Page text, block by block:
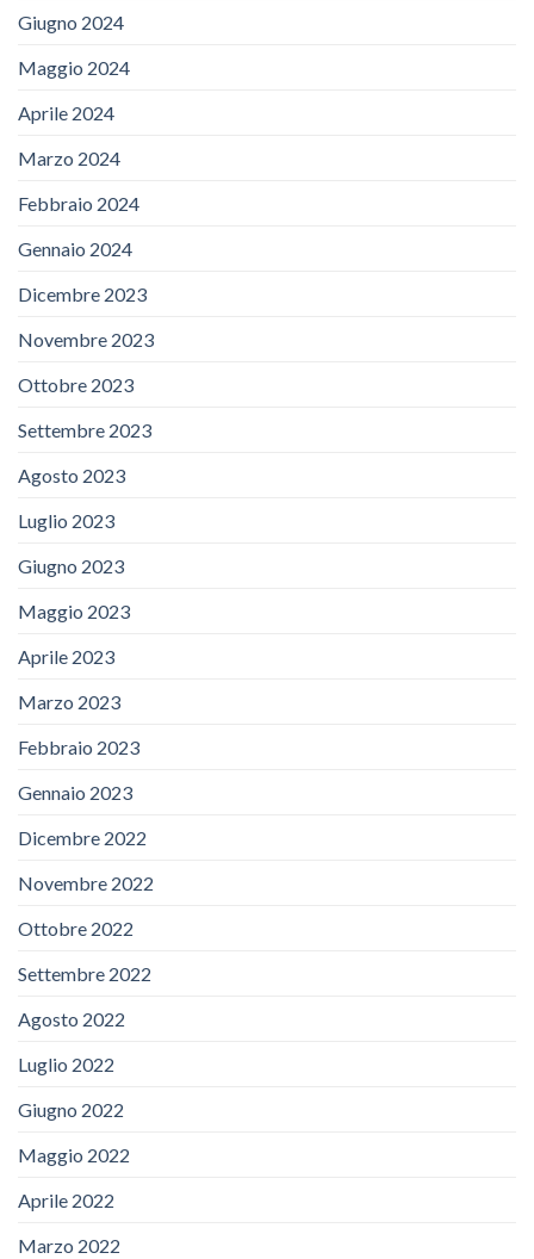
Giugno 2024
Maggio 2024
Aprile 2024
Marzo 2024
Febbraio 2024
Gennaio 2024
Dicembre 2023
Novembre 2023
Ottobre 2023
Settembre 2023
Agosto 2023
Luglio 2023
Giugno 2023
Maggio 2023
Aprile 2023
Marzo 2023
Febbraio 2023
Gennaio 2023
Dicembre 2022
Novembre 2022
Ottobre 2022
Settembre 2022
Agosto 2022
Luglio 2022
Giugno 2022
Maggio 2022
Aprile 2022
Marzo 2022